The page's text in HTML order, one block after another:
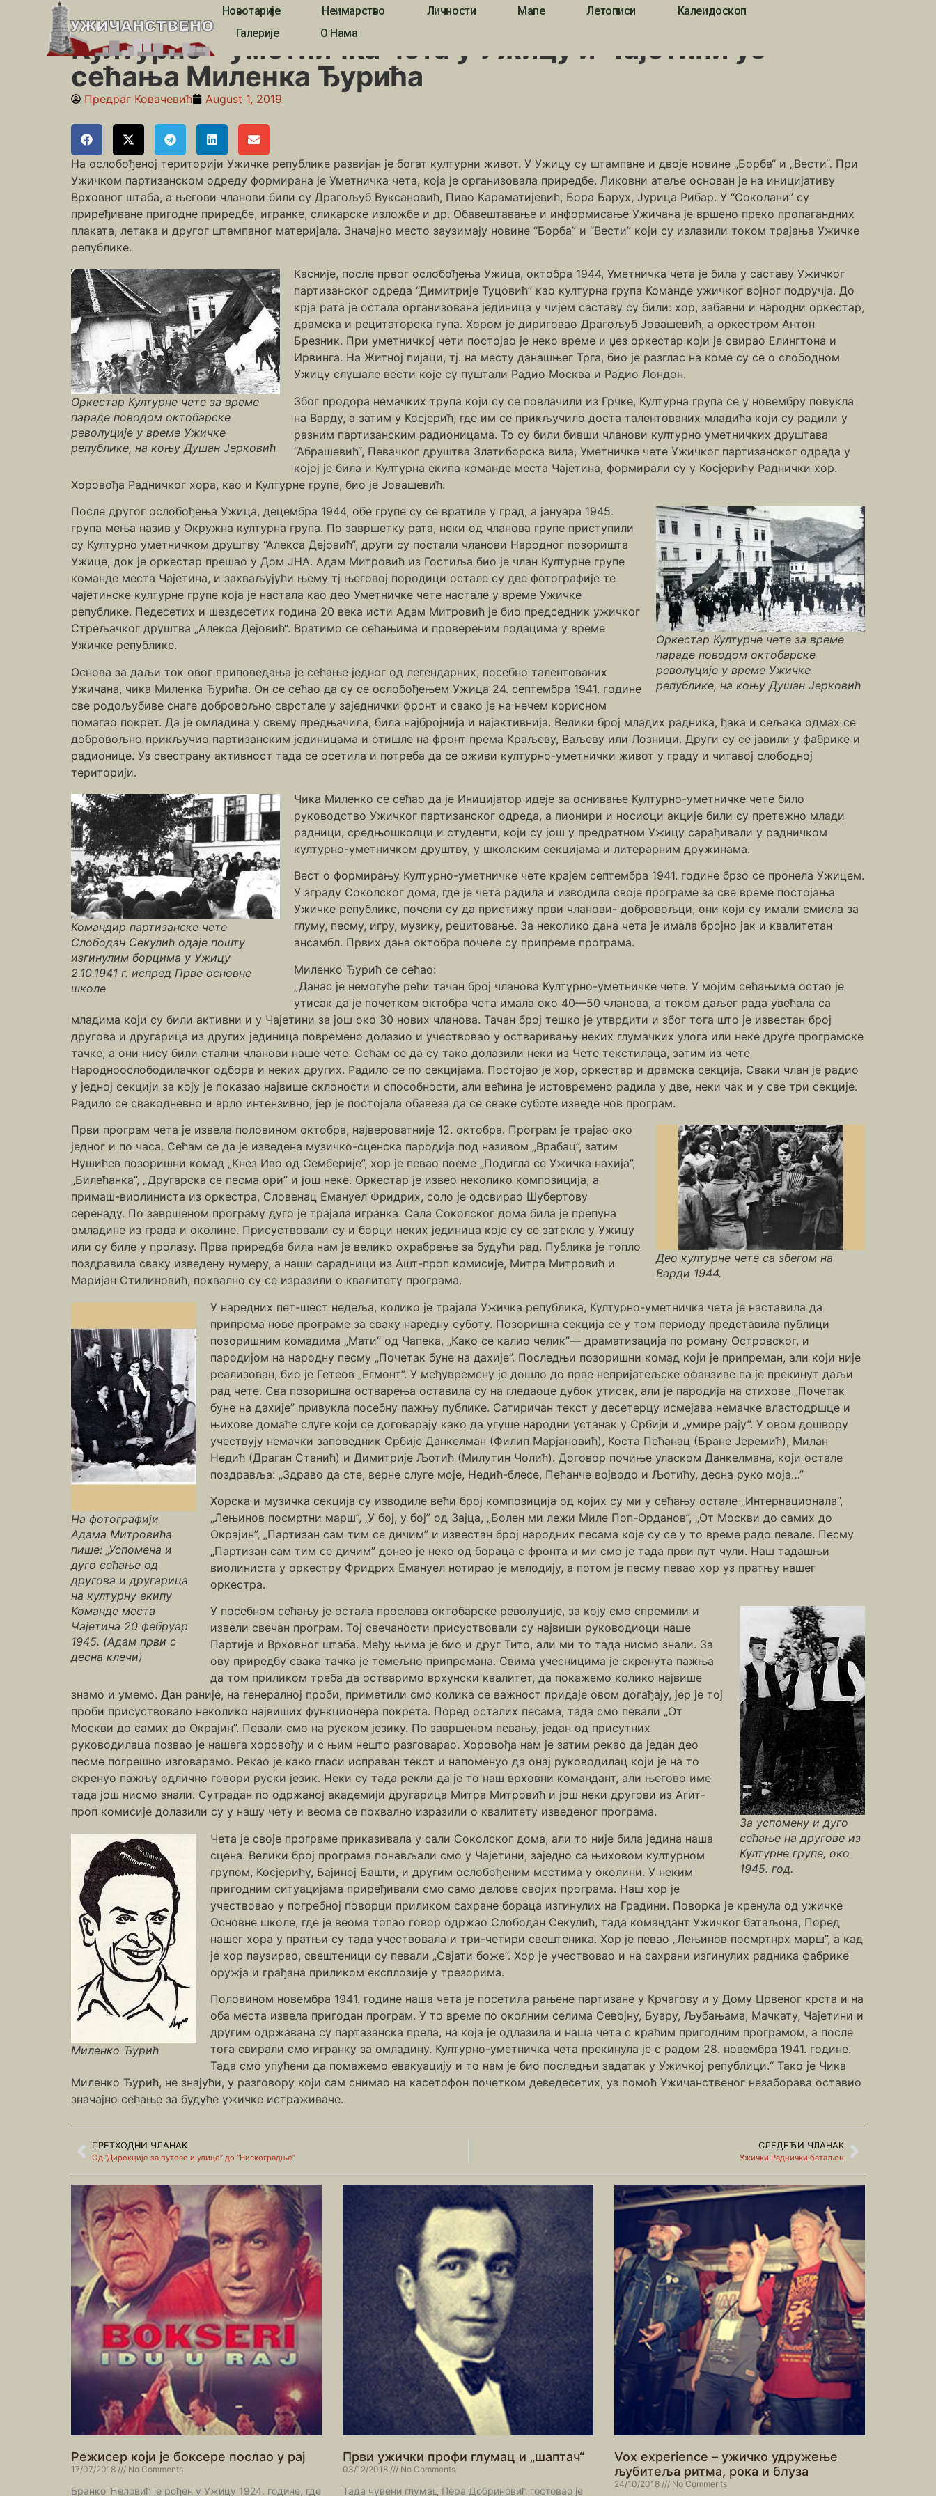
Новотарије Неимарство Личности Мапе Летописи
Калеидоскоп
Галерије
О Нама
Културно – уметничка чета у Ужицу и Чајетини уз сећања Миленка Ђурића
Културно – уметничка чета у Ужицу и Чајетини уз
сећања Миленка Ђурића
Предраг Ковачевић August 1, 2019
На ослобођеној територији Ужичке републике развијан је богат културни живот. У Ужицу су штампане и двоје новине „Борба“ и „Вести“. При
Ужичком партизанском одреду формирана је Уметничка чета, која је организовала приредбе. Ликовни атеље основан је на иницијативу
Врховног штаба, а његови чланови били су Драгољуб Вуксановић, Пиво Караматијевић, Бора Барух, Јурица Рибар. У “Соколани” су
приређиване пригодне приредбе, игранке, сликарске изложбе и др. Обавештавање и информисање Ужичана је вршено преко пропагандних
плаката, летака и другог штампаног материјала. Значајно место заузимају новине “Борба” и “Вести” који су излазили током трајања Ужичке
републике.
Оркестар Културне чете за време
параде поводом октобарске
револуције у време Ужичке
републике, на коњу Душан Јерковић
Касније, после првог ослобођења Ужица, октобра 1944, Уметничка чета је била у саставу Ужичког
партизанског одреда “Димитрије Туцовић” као културна група Команде ужичког војног подручја. До
крја рата је остала организована јединица у чијем саставу су били: хор, забавни и народни оркестар,
драмска и рецитаторска гупа. Хором је дириговао Драгољуб Јовашевић, а оркестром Антон
Брезник. При уметничкој чети постојао је неко време и џез оркестар који је свирао Елингтона и
Ирвинга. На Житној пијаци, тј. на месту данашњег Трга, био је разглас на коме су се о слободном
Ужицу слушале вести које су пуштали Радио Москва и Радио Лондон.
Због продора немачких трупа који су се повлачили из Грчке, Културна група се у новембру повукла
на Варду, а затим у Косјерић, где им се прикључило доста талентованих младића који су радили у
разним партизанским радионицама. То су били бивши чланови културно уметничких друштава
“Абрашевић“, Певачког друштва Златиборска вила, Уметничке чете Ужичког партизанског одреда у
којој је била и Културна екипа команде места Чајетина, формирали су у Косјерићу Раднички хор.
Хоровођа Радничког хора, као и Културне групе, био је Јовашевић.
Оркестар Културне чете за време
параде поводом октобарске
револуције у време Ужичке
републике, на коњу Душан Јерковић
После другог ослобођења Ужица, децембра 1944, обе групе су се вратиле у град, а јануара 1945.
група мења назив у Окружна културна група. По завршетку рата, неки од чланова групе приступили
су Културно уметничком друштву “Алекса Дејовић“, други су постали чланови Народног позоришта
Ужице, док је оркестар прешао у Дом ЈНА. Адам Митровић из Гостиља био је члан Културне групе
команде места Чајетина, и захваљујући њему тј његовој породици остале су две фотографије те
чајетинске културне групе која је настала као део Уметничке чете настале у време Ужичке
републике. Педесетих и шездесетих година 20 века исти Адам Митровић је био председник ужичког
Стрељачког друштва „Алекса Дејовић“. Вратимо се сећањима и провереним подацима у време
Ужичке републике.
Основа за даљи ток овог приповедања је сећање једног од легендарних, посебно талентованих
Ужичана, чика Миленка Ђурића. Он се сећао да су се ослобођењем Ужица 24. септембра 1941. године
све родољубиве снаге добровољно сврстале у заједнички фронт и свако је на нечем корисном
помагао покрет. Да је омладина у свему предњачила, била најбројнија и најактивнија. Велики број младих радника, ђака и сељака одмах се
добровољно прикључио партизанским јединицама и отишле на фронт према Краљеву, Ваљеву или Лозници. Други су се јавили у фабрике и
радионице. Уз свестрану активност тада се осетила и потреба да се оживи културно-уметнички живот у граду и читавој слободној
територији.
Командир партизанске чете
Слободан Секулић одаје пошту
изгинулим борцима у Ужицу
2.10.1941 г. испред Прве основне
школе
Чика Миленко се сећао да је Иницијатор идеје за оснивање Културно-уметничке чете било
руководство Ужичког партизанског одреда, а пионири и носиоци акције били су претежно млади
радници, средњошколци и студенти, који су још у предратном Ужицу сарађивали у радничком
културно-уметничком друштву, у школским секцијама и литерарним дружинама.
Вест о формирању Културно-уметничке чете крајем септембра 1941. године брзо се пронела Ужицем.
У зграду Соколског дома, где је чета радила и изводила своје програме за све време постојања
Ужичке републике, почели су да пристижу први чланови- добровољци, они који су имали смисла за
глуму, песму, игру, музику, рецитовање. За неколико дана чета је имала бројно јак и квалитетан
ансамбл. Првих дана октобра почеле су припреме програма.
Миленко Ђурић се сећао:
„Данас је немогуће рећи тачан број чланова Културно-уметничке чете. У мојим сећањима остао је
утисак да је почетком октобра чета имала око 40—50 чланова, а током даљег рада увећала са
младима који су били активни и у Чајетини за још око 30 нових чланова. Тачан број тешко је утврдити и због тога што је известан број
другова и другарица из других јединица повремено долазио и учествовао у остваривању неких глумачких улога или неке друге програмске
тачке, а они нису били стални чланови наше чете. Сећам се да су тако долазили неки из Чете текстилаца, затим из чете
Народноослободилачког одбора и неких других. Радило се по секцијама. Постојао је хор, оркестар и драмска секција. Сваки члан је радио
у једној секцији за коју је показао највише склоности и способности, али већина је истовремено радила у две, неки чак и у све три секције.
Радило се свакодневно и врло интензивно, јер је постојала обавеза да се сваке суботе изведе нов програм.
Део културне чете са збегом на
Варди 1944.
Први програм чета је извела половином октобра, највероватније 12. октобра. Програм је трајао око
једног и по часа. Сећам се да је изведена музичко-сценска пародија под називом „Врабац”, затим
Нушићев позоришни комад „Кнез Иво од Семберије”, хор је певао поеме „Подигла се Ужичка нахија”,
„Билећанка”, „Другарска се песма ори” и још неке. Оркестар је извео неколико композиција, а
примаш-виолиниста из оркестра, Словенац Емануел Фридрих, соло је одсвирао Шубертову
серенаду. По завршеном програму дуго је трајала игранка. Сала Соколског дома била је препуна
омладине из града и околине. Присуствовали су и борци неких јединица које су се затекле у Ужицу
или су биле у пролазу. Прва приредба била нам је велико охрабрење за будући рад. Публика је топло
поздравила сваку изведену нумеру, а наши сарадници из Ашт-проп комисије, Митра Митровић и
Маријан Стилиновић, похвално су се изразили о квалитету програма.
На фотографији
Адама Митровића
пише: „Успомена и
дуго сећање од
другова и другарица
на културну екипу
Команде места
Чајетина 20 фебруар
1945. (Адам први с
десна клечи)
У наредних пет-шест недеља, колико је трајала Ужичка република, Културно-уметничка чета је наставила да
припрема нове програме за сваку наредну суботу. Позоришна секција се у том периоду представила публици
позоришним комадима „Мати” од Чапека, „Како се калио челик”— драматизација по роману Островског, и
пародијом на народну песму „Почетак буне на дахије”. Последњи позоришни комад који је припреман, али који није
реализован, био је Гетеов „Егмонт”. У међувремену је дошло до прве непријатељске офанзиве па је прекинут даљи
рад чете. Сва позоришна остварења оставила су на гледаоце дубок утисак, али је пародија на стихове „Почетак
буне на дахије” привукла посебну пажњу публике. Сатиричан текст у десетерцу исмејава немачке властодршце и
њихове домаће слуге који се договарају како да угуше народни устанак у Србији и „умире рају”. У овом дошвору
учествују немачки заповедник Србије Данкелман (Филип Марјановић), Коста Пећанац (Бране Јеремић), Милан
Недић (Драган Станић) и Димитрије Љотић (Милутин Чолић). Договор почиње уласком Данкелмана, који остале
поздравља: „Здраво да сте, верне слуге моје, Недић-блесе, Пећанче војводо и Љотићу, десна руко моја…”
Хорска и музичка секција су изводиле већи број композиција од којих су ми у сећању остале „Интернационала”,
„Лењинов посмртни марш”, „У бој, у бој” од Зајца, „Болен ми лежи Миле Поп-Орданов”, „От Москви до самих до
Окрајин”, „Партизан сам тим се дичим” и известан број народних песама које су се у то време радо певале. Песму
„Партизан сам тим се дичим” донео је неко од бораца с фронта и ми смо је тада први пут чули. Наш тадашњи
виолиниста у оркестру Фридрих Емануел нотирао је мелодију, а потом је песму певао хор уз пратњу нашег
оркестра.
За успомену и дуго
сећање на другове из
Културне групе, око
1945. год.
У посебном сећању је остала прослава октобарске револуције, за коју смо спремили и
извели свечан програм. Тој свечаности присуствовали су највиши руководиоци наше
Партије и Врховног штаба. Међу њима је био и друг Тито, али ми то тада нисмо знали. За
ову приредбу свака тачка је темељно припремана. Свима учесницима је скренута пажња
да том приликом треба да остваримо врхунски квалитет, да покажемо колико највише
знамо и умемо. Дан раније, на генералној проби, приметили смо колика се важност придаје овом догађају, јер је тој
проби присуствовало неколико највиших функционера покрета. Поред осталих песама, тада смо певали „От
Москви до самих до Окрајин”. Певали смо на руском језику. По завршеном певању, један од присутних
руководилаца позвао је нашега хоровођу и с њим нешто разговарао. Хоровођа нам је затим рекао да један део
песме погрешно изговарамо. Рекао је како гласи исправан текст и напоменуо да онај руководилац који је на то
скренуо пажњу одлично говори руски језик. Неки су тада рекли да је то наш врховни командант, али његово име
тада још нисмо знали. Сутрадан по одржаној академији другарица Митра Митровић и још неки другови из Агит-
проп комисије долазили су у нашу чету и веома се похвално изразили о квалитету изведеног програма.
Миленко Ђурић
Чета је своје програме приказивала у сали Соколског дома, али то није била једина наша
сцена. Велики број програма понављали смо у Чајетини, заједно са њиховом културном
групом, Косјерићу, Бајиној Башти, и другим ослобођеним местима у околини. У неким
пригодним ситуацијама приређивали смо само делове својих програма. Наш хор је
учествовао у погребној поворци приликом сахране бораца изгинулих на Градини. Поворка је кренула од ужичке
Основне школе, где је веома топао говор одржао Слободан Секулић, тада командант Ужичког батаљона, Поред
нашег хора у пратњи су тада учествовала и три-четири свештеника. Хор је певао „Лењинов посмртнрх марш”, а кад
је хор паузирао, свештеници су певали „Свјати боже”. Хор је учествовао и на сахрани изгинулих радника фабрике
оружја и грађана приликом експлозије у трезорима.
Половином новембра 1941. године наша чета је посетила рањене партизане у Крчагову и у Дому Црвеног крста и на
оба места извела пригодан програм. У то време по околним селима Севојну, Буару, Љубањама, Мачкату, Чајетини и
другим одржавана су партазанска прела, на која је одлазила и наша чета с краћим пригодним програмом, а после
тога свирали смо игранку за омладину. Културно-уметничка чета прекинула је с радом 28. новембра 1941. године.
Тада смо упућени да помажемо евакуацију и то нам је био последњи задатак у Ужичкој републици.“ Тако је Чика
Миленко Ђурић, не знајући, у разговору који сам снимао на касетофон почетком деведесетих, уз помоћ Ужичанственог незаборава оставио
значајно сећање за будуће ужичке истраживаче.
ПРЕТХОДНИ ЧЛАНАК
Од “Дирекције за путеве и улице” до “Нискоградње”
СЛЕДЕЋИ ЧЛАНАК
Ужички Раднички батаљон
Режисер који је боксере послао у рај
17/07/2018 No Comments
Бранко Ћеловић је рођен у Ужицу 1924. године, где
Први ужички профи глумац и „шаптач“
03/12/2018 No Comments
Тада чувени глумац Пера Добриновић гостовао је
Vox experience – ужичко удружење
љубитеља ритма, рока и блуза
24/10/2018 No Comments